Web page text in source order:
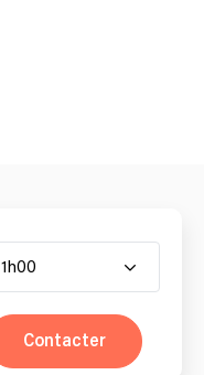
1h00
Contacter